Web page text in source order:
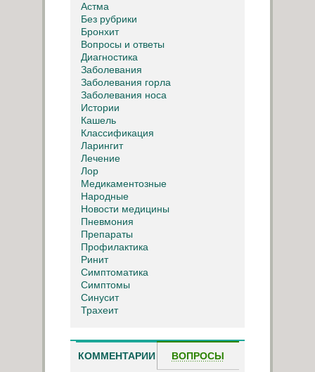
Астма
Без рубрики
Бронхит
Вопросы и ответы
Диагностика
Заболевания
Заболевания горла
Заболевания носа
Истории
Кашель
Классификация
Ларингит
Лечение
Лор
Медикаментозные
Народные
Новости медицины
Пневмония
Препараты
Профилактика
Ринит
Симптоматика
Симптомы
Синусит
Трахеит
КОММЕНТАРИИ ВОПРОСЫ